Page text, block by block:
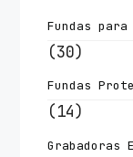
Fundas
(30)
Fundas
(14)
Grabadoras